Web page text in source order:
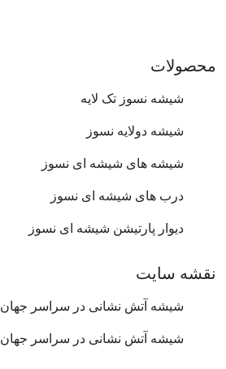
محصولات
شیشه نسوز تک لایه
شیشه دولایه نسوز
شیشه های شیشه ای نسوز
درب های شیشه ای نسوز
دیوار پارتیشن شیشه ای نسوز
نقشه سایت
شیشه آتش نشانی در سراسر جهان
شیشه آتش نشانی در سراسر جهان